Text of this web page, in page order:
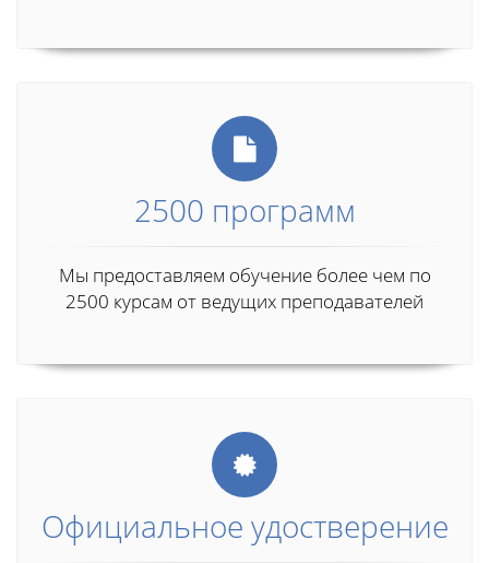
2500 программ
Мы предоставляем обучение более чем по
2500 курсам от ведущих преподавателей
Официальное удостверение